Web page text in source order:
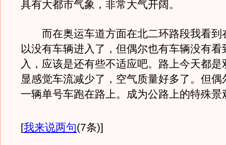
具有大都市气象，非常大气开阔。
而在奥运车道方面在北二环路段我看到
以没有车辆进入了，但偶尔也有车辆没有看
入，应该是还有些不适应吧。路上今天都是
显感觉车流减少了，空气质量好多了。但偶
一辆单号车跑在路上。成为公路上的特殊景
[我来说两句(7条)]